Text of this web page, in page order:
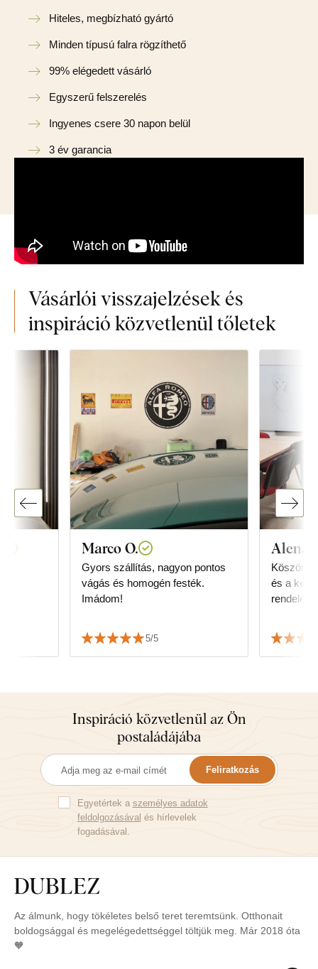
Hiteles, megbízható gyártó
Minden típusú falra rögzíthető
99% elégedett vásárló
Egyszerű felszerelés
Ingyenes csere 30 napon belül
3 év garancia
Vásárlói visszajelzések és
inspiráció közvetlenül tőletek
Marco O.
Gyors szállítás, nagyon pontos
vágás és homogén festék.
Imádom!
5/5
Alena
és a
rendelés
is:-)
Inspiráció közvetlenül az Ön
postaládájába
Feliratkozás
Egyetértek a személyes adatok
feldolgozásával és hírlevelek
fogadásával.
Az álmunk, hogy tökéletes belső teret teremtsünk. Otthonait
boldogsággal és megelégedettséggel töltjük meg. Már 2018 óta
🧡